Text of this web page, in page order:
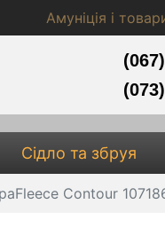
Амуніція і
Сідло та збруя
Contour